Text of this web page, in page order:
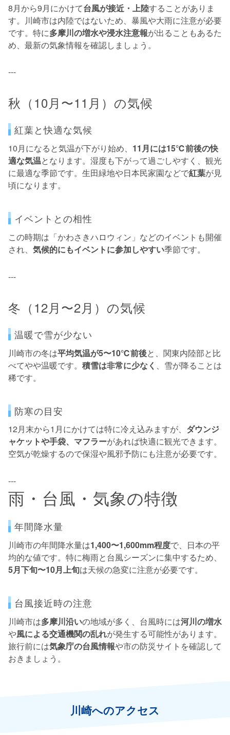
8月から9月にかけて台風が接近・上陸することがありま
す。川崎市は内陸ではないため、暴風や大雨に注意が必要
です。特に多摩川の増水や浸水注意報が出ることもあるた
め、最新の気象情報を確認しましょう。
---
秋（10月〜11月）の気候
紅葉と快適な気候
10月になると気温が下がり始め、 11月には15℃前後の快
適な気温となります。湿度も下がって過ごしやすく、観光
に最適な季節です。生田緑地や日本民家園などで紅葉が見
頃になります。
イベントとの相性
この時期は「かわさきハロウィン」などのイベントも開催
され、 気候的にもイベントに参加しやすい季節です。
---
冬（12月〜2月）の気候
温暖で雪が少ない
川崎市の冬は平均気温が5〜10℃前後と、関東内陸部と比
べてやや温暖です。 積雪は非常に少なく
、雪が降ることは
稀です。
防寒の目安
12月末から1月にかけては特に冷え込みますが、 ダウンジ
ャケットや手袋、マフラーがあれば快適に観光できます。
空気が乾燥するので保湿や風邪予防にも注意が必要です。
---
雨・台風・気象の特徴
年間降水量
川崎市の年間降水量は1,400〜1,600mm程度で、日本の平
均的な値です。特に梅雨と台風シーズンに集中するため、
5月下旬〜10月上旬は天候の急変に注意が必要です。
台風接近時の注意
川崎市は多摩川沿いの地域が多く、台風時には河川の増水
や風による交通機関の乱れが発生する可能性があります。
旅行前には気象庁の台風情報や市の防災サイトを確認して
おきましょう。
川崎へのアクセス